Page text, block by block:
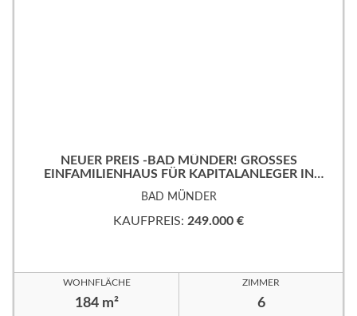
NEUER PREIS -BAD MÜNDER! GROSSES
EINFAMILIENHAUS FÜR KAPITALANLEGER IN B
EVORZUGTER WOHNLAGE!
BAD MÜNDER
KAUFPREIS: 249.000 €
WOHNFLÄCHE
184 m²
ZIMMER
6